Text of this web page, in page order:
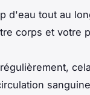
d'eau tout au
corps et votre